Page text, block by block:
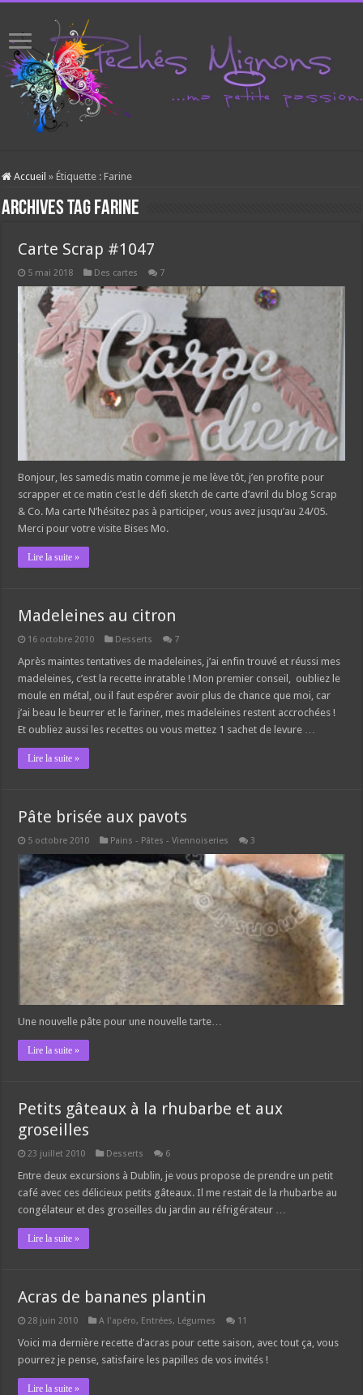
Accueil » Étiquette :Farine
Archives tagFarine
Carte Scrap #1047
5 mai 2018 Des cartes 7
Bonjour, les samedis matin comme je me lève tôt, j’en profite pour
scrapper et ce matin c’est le défi sketch de carte d’avril du blog Scrap
& Co. Ma carte N’hésitez pas à participer, vous avez jusqu’au 24/05.
Merci pour votre visite Bises Mo.
Lire la suite »
Madeleines au citron
16 octobre 2010 Desserts 7
Après maintes tentatives de madeleines, j’ai enfin trouvé et réussi mes
madeleines, c’est la recette inratable ! Mon premier conseil, oubliez le
moule en métal, ou il faut espérer avoir plus de chance que moi, car
j’ai beau le beurrer et le fariner, mes madeleines restent accrochées !
Et oubliez aussi les recettes ou vous mettez 1 sachet de levure …
Lire la suite »
Pâte brisée aux pavots
5 octobre 2010 Pains - Pâtes - Viennoiseries 3
Une nouvelle pâte pour une nouvelle tarte…
Lire la suite »
Petits gâteaux à la rhubarbe et aux
groseilles
23 juillet 2010 Desserts 6
Entre deux excursions à Dublin, je vous propose de prendre un petit
café avec ces délicieux petits gâteaux. Il me restait de la rhubarbe au
congélateur et des groseilles du jardin au réfrigérateur …
Lire la suite »
Acras de bananes plantin
28 juin 2010 A l'apéro, Entrées, Légumes 11
Voici ma dernière recette d’acras pour cette saison, avec tout ça, vous
pourrez je pense, satisfaire les papilles de vos invités !
Lire la suite »